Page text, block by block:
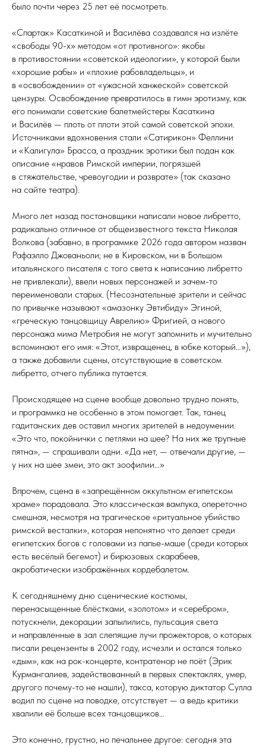
было почти через 25 лет её посмотреть.
«Спартак» Касаткиной и Василёва создавался на излёте
«свободы 90-х» методом «от противного»: якобы
в противостоянии «советской идеологии», у которой были
«хорошие рабы» и «плохие рабовладельцы», и
в «освобождении» от «ужасной ханжеской» советской
цензуры. Освобождение превратилось в гимн эротизму, как
его понимали советские балетмейстеры Касаткина
и Василёв — плоть от плоти этой самой советской эпохи.
Источниками вдохновения стали «Сатирикон» Феллини
и «Калигула» Брасса, а праздник эротики был подан как
описание «нравов Римской империи, погрязшей
в стяжательстве, чревоугодии и разврате» (так сказано
на сайте театра).
Много лет назад постановщики написали новое либретто,
радикально отличное от общеизвестного текста Николая
Волкова (забавно, в программке 2026 года автором назван
Рафаэлло Джованьоли; не в Кировском, ни в Большом
итальянского писателя с того света к написанию либретто
не привлекали), ввели новых персонажей и зачем-то
переименовали старых. (Несознательные зрители и сейчас
по привычке называют «амазонку Эвтибиду» Эгиной,
«греческую танцовщицу Аврелию» Фригией, а нового
персонажа мима Метробия не могут запомнить и мучительно
вспоминают его имя: «Этот, извращенец, в юбке который…»),
а также добавили сцены, отсутствующие в советском
либретто, отчего публика путается.
Происходящее на сцене вообще довольно трудно понять,
и программка не особенно в этом помогает. Так, танец
гадитанских дев оставил многих зрителей в недоумении.
«Это что, покойнички с петлями на шее? На них же трупные
пятна», — спрашивали одни. «Да нет, — отвечали другие, —
у них на шее змеи, это акт зоофилии…»
Впрочем, сцена в «запрещённом оккультном египетском
храме» порадовала. Это классическая вампука, опереточно
смешная, несмотря на трагическое «ритуальное убийство
римской весталки», которая непонятно что делает среди
египетских богов с головами из папье-маше (среди которых
есть весёлый бегемот) и бирюзовых скарабеев,
акробатически изображённых кордебалетом.
К сегодняшнему дню сценические костюмы,
перенасыщенные блёстками, «золотом» и «серебром»,
потускнели, декорации запылились, пульсация света
и направленные в зал слепящие лучи прожекторов, о которых
писали рецензенты в 2002 году, исчезли и остался только
«дым», как на рок-концерте, контратенор не поёт (Эрик
Курмангалиев, задействованный в первых спектаклях, умер,
другого почему-то не нашли), такса, которую диктатор Сулла
водил по сцене на поводке, отсутствует — а ведь критики
хвалили её больше всех танцовщиков…
Это конечно, грустно, но печальнее другое: сегодня эта